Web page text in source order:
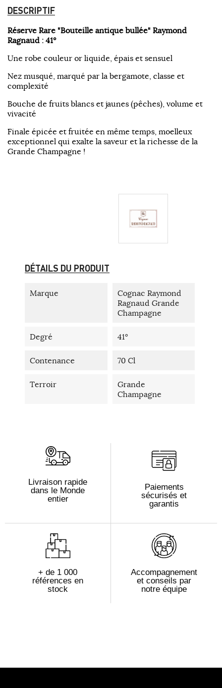
DESCRIPTIF
Réserve Rare "Bouteille antique bullée" Raymond
Ragnaud : 41°
Une robe couleur or liquide, épais et sensuel
Nez musqué, marqué par la bergamote, classe et
complexité
Bouche de fruits blancs et jaunes (pêches), volume et
vivacité
Finale épicée et fruitée en même temps, moelleux
exceptionnel qui exalte la saveur et la richesse de la
Grande Champagne !
DÉTAILS DU PRODUIT
Marque
Cognac Raymond
Ragnaud Grande
Champagne
Degré 41°
Contenance 70 Cl
Terroir
Grande
Champagne
Livraison rapide
dans le Monde
entier
Paiements
sécurisés et
garantis
+ de 1 000
références en
stock
Accompagnement
et conseils par
notre équipe